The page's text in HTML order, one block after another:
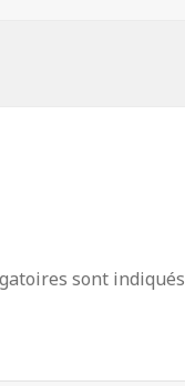
sont indiqués